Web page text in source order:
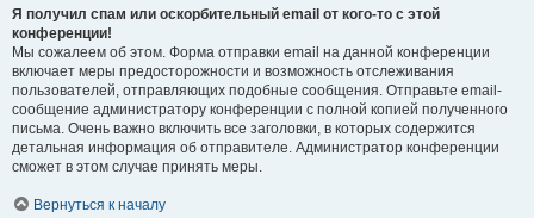
Я получил спам или оскорбительный email от кого-то с этой
конференции!
Мы сожалеем об этом. Форма отправки email на данной конференции
включает меры предосторожности и возможность отслеживания
пользователей, отправляющих подобные сообщения. Отправьте email-
сообщение администратору конференции с полной копией полученного
письма. Очень важно включить все заголовки, в которых содержится
детальная информация об отправителе. Администратор конференции
сможет в этом случае принять меры.
Вернуться к началу